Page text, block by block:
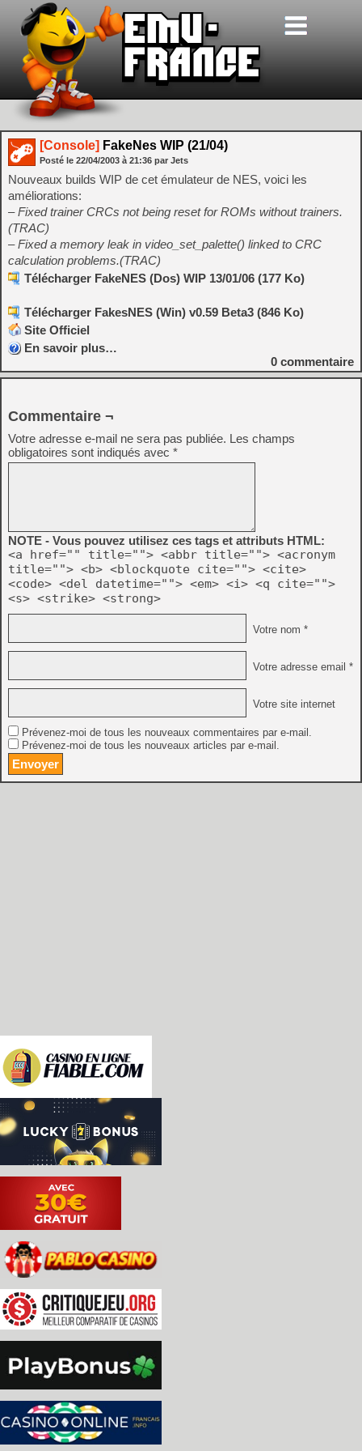
[Console] FakeNes WIP (21/04)
Posté le 22/04/2003 à 21:36 par Jets
Nouveaux builds WIP de cet émulateur de NES, voici les
améliorations:
– Fixed trainer CRCs not being reset for ROMs without trainers.
(TRAC)
– Fixed a memory leak in video_set_palette() linked to CRC
calculation problems.(TRAC)
Télécharger FakeNES (Dos) WIP 13/01/06 (177 Ko)
Télécharger FakesNES (Win) v0.59 Beta3 (846 Ko)
Site Officiel
En savoir plus…
0 commentaire
Commentaire ¬
Votre adresse e-mail ne sera pas publiée. Les champs
obligatoires sont indiqués avec *
NOTE - Vous pouvez utilisez ces tags et attributs HTML:
<a href="" title=""> <abbr title=""> <acronym
title=""> <b> <blockquote cite=""> <cite>
<code> <del datetime=""> <em> <i> <q cite="">
<s> <strike> <strong>
Votre nom *
Votre adresse email *
Votre site internet
Prévenez-moi de tous les nouveaux commentaires par e-mail.
Prévenez-moi de tous les nouveaux articles par e-mail.